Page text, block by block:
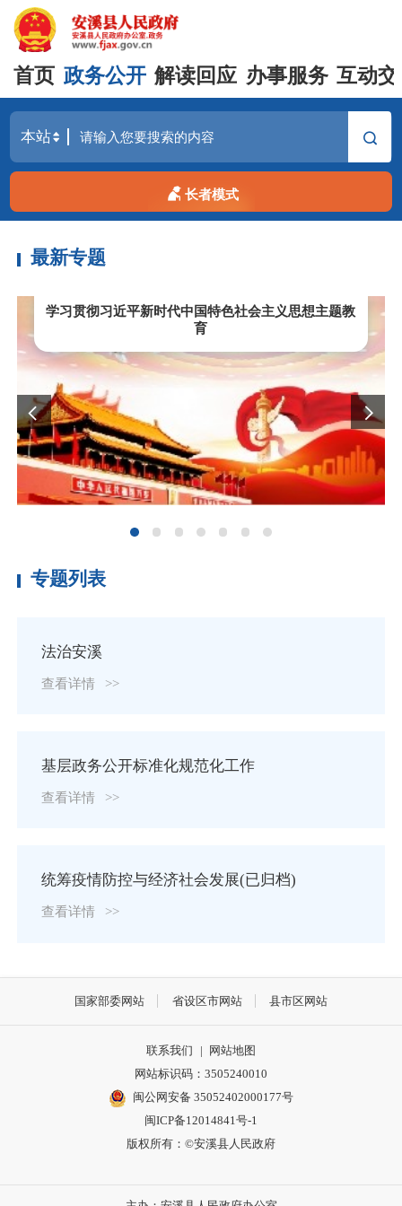
首页 政务公开 解读回应 办事服务 互动
长者模式
最新专题
学习贯彻习近平新时代中国特色社会主义思想主题教
育
专题列表
法治安溪
查看详情 >>
基层政务公开标准化规范化工作
查看详情 >>
统筹疫情防控与经济社会发展(已归档)
查看详情 >>
国家部委网站 省设区市网站 县市区网站
联系我们 |
网站地图
网站标识码：3505240010
闽公网安备 35052402000177号
闽ICP备12014841号-1
版权所有：©安溪县人民政府